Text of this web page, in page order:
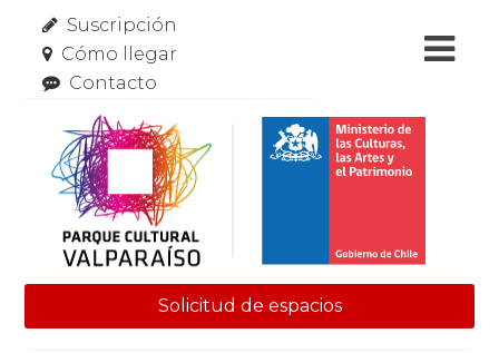
Suscripción
Cómo llegar
Contacto
Solicitud de espacios